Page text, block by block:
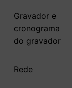
Gravador e
cronograma
do gravador
Rede